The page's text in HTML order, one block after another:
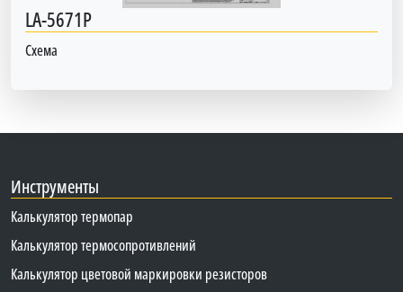
LA-5671P
Схема
Инструменты
Калькулятор термопар
Калькулятор термосопротивлений
Калькулятор цветовой маркировки резисторов